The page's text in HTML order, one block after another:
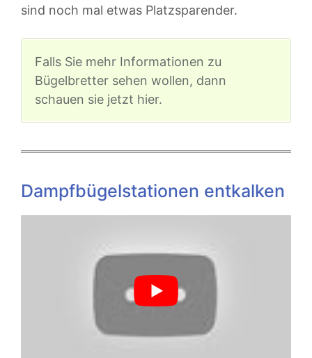
sind noch mal etwas Platzsparender.
Falls Sie mehr Informationen zu
Bügelbretter sehen wollen, dann
schauen sie jetzt hier.
Dampfbügelstationen entkalken